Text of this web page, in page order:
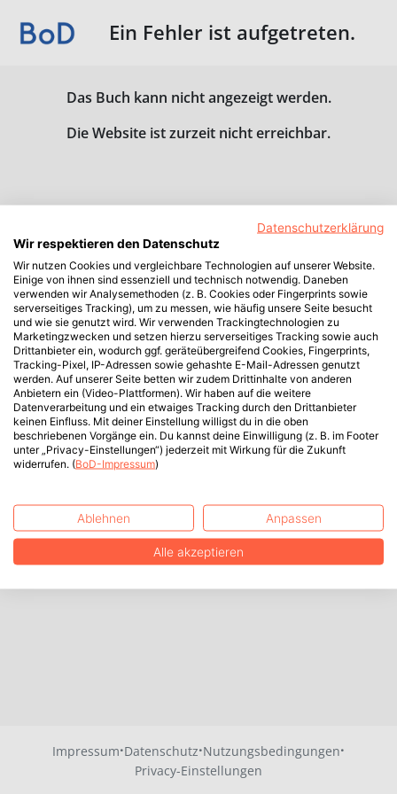
Ein Fehler ist aufgetreten.
Das Buch kann nicht angezeigt werden.
Die Website ist zurzeit nicht erreichbar.
Impressum·Datenschutz·Nutzungsbedingungen·
Privacy-Einstellungen
Datenschutzerklärung
Wir respektieren den Datenschutz
Wir nutzen Cookies und vergleichbare Technologien auf unserer Website.
Einige von ihnen sind essenziell und technisch notwendig. Daneben
verwenden wir Analysemethoden (z. B. Cookies oder Fingerprints sowie
serverseitiges Tracking), um zu messen, wie häufig unsere Seite besucht
und wie sie genutzt wird. Wir verwenden Trackingtechnologien zu
Marketingzwecken und setzen hierzu serverseitiges Tracking sowie auch
Drittanbieter ein, wodurch ggf. geräteübergreifend Cookies, Fingerprints,
Tracking-Pixel, IP-Adressen sowie gehashte E-Mail-Adressen genutzt
werden. Auf unserer Seite betten wir zudem Drittinhalte von anderen
Anbietern ein (Video-Plattformen). Wir haben auf die weitere
Datenverarbeitung und ein etwaiges Tracking durch den Drittanbieter
keinen Einfluss. Mit deiner Einstellung willigst du in die oben
beschriebenen Vorgänge ein. Du kannst deine Einwilligung (z. B. im Footer
unter „Privacy-Einstellungen“) jederzeit mit Wirkung für die Zukunft
widerrufen. (BoD-Impressum)
Ablehnen Anpassen
Alle akzeptieren